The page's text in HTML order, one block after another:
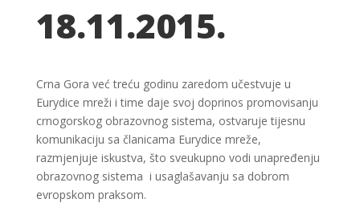
18.11.2015.
Crna Gora već treću godinu zaredom učestvuje u
Eurydice mreži i time daje svoj doprinos promovisanju
crnogorskog obrazovnog sistema, ostvaruje tijesnu
komunikaciju sa članicama Eurydice mreže,
razmjenjuje iskustva, što sveukupno vodi unapređenju
obrazovnog sistema i usaglašavanju sa dobrom
evropskom praksom.